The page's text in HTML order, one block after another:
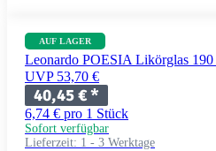
AUF LAGER
Leonardo POESIA Likörglas 190
UVP 53,70 €
40,45 €*
6,74 € pro 1 Stück
Sofort verfügbar
Lieferzeit: 1 - 3 Werktage